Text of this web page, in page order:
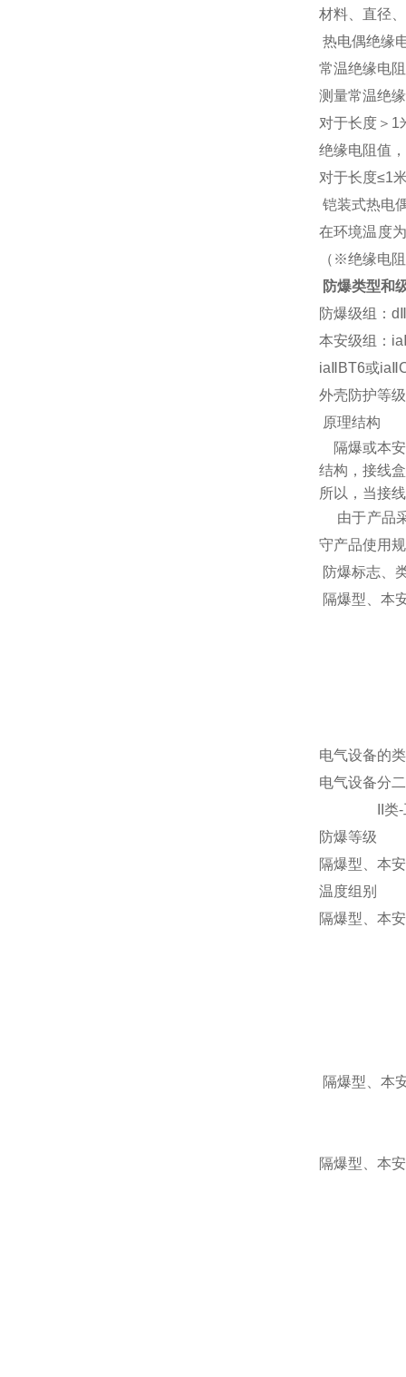
材料、直径
热电偶绝缘
常温绝缘电
测量常温绝
对于长度＞1
绝缘电阻值
对于长度≤1
铠装式热电
在环境温度
（※绝缘电
防爆类型和
防爆级组：
本安级组：
iaⅡBT6或
外壳防护等
原理结构
隔爆或本安
结构，接线
所以，当接
由于产品采
守产品使用
防爆标志、
隔爆型、本
电气设备的
电气设备分
II类-工
防爆等级
隔爆型、本
温度组别
隔爆型、本
隔爆型、本
隔爆型、本